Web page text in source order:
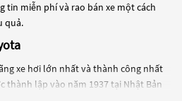
tin miễn phí và rao bán xe một cách
quả.
xe hơi lớn nhất và thành công nhất
thành lập vào năm 1937 tại Nhật Bản